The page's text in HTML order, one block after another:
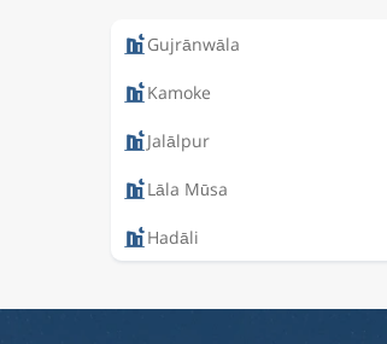
Gujrānwāla
Kamoke
Jalālpur
Lāla Mūsa
Hadāli